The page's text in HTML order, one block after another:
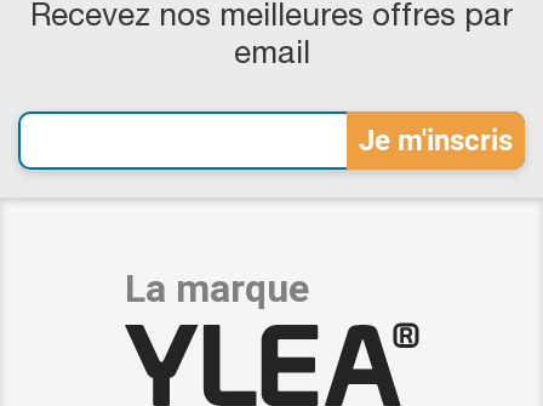
Recevez nos meilleures offres par
email